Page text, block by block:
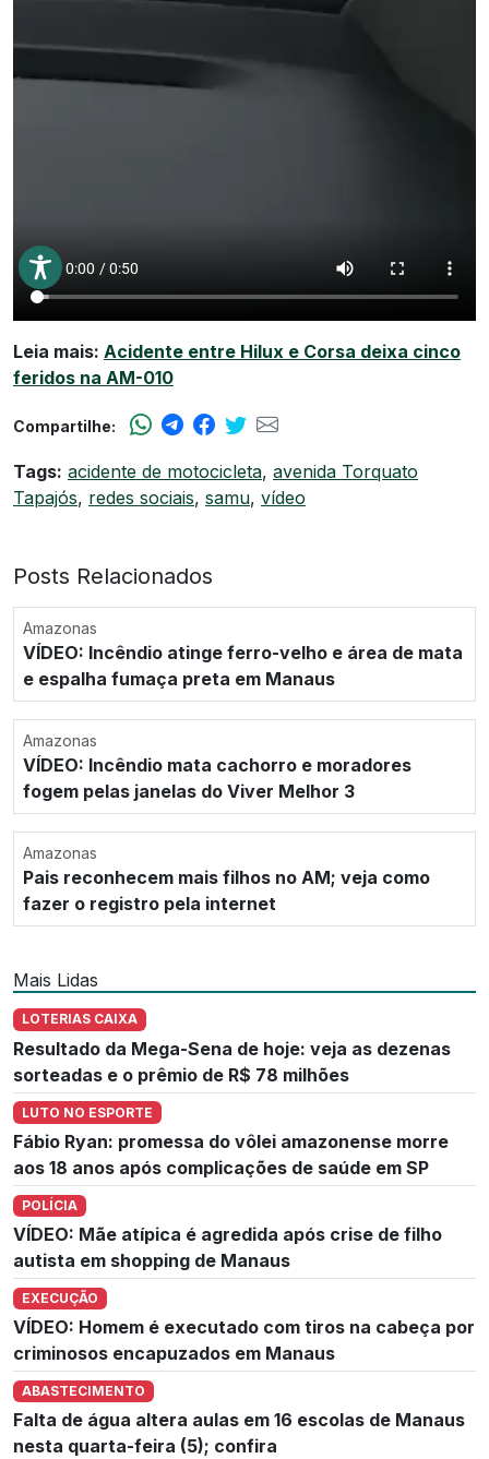
Leia mais: Acidente entre Hilux e Corsa deixa cinco
feridos na AM-010
Compartilhe:
Tags: acidente de motocicleta, avenida Torquato
Tapajós, redes sociais, samu, vídeo
Posts Relacionados
Amazonas
VÍDEO: Incêndio atinge ferro-velho e área de mata
e espalha fumaça preta em Manaus
Amazonas
VÍDEO: Incêndio mata cachorro e moradores
fogem pelas janelas do Viver Melhor 3
Amazonas
Pais reconhecem mais filhos no AM; veja como
fazer o registro pela internet
Mais Lidas
LOTERIAS CAIXA
Resultado da Mega-Sena de hoje: veja as dezenas
sorteadas e o prêmio de R$ 78 milhões
LUTO NO ESPORTE
Fábio Ryan: promessa do vôlei amazonense morre
aos 18 anos após complicações de saúde em SP
POLÍCIA
VÍDEO: Mãe atípica é agredida após crise de filho
autista em shopping de Manaus
EXECUÇÃO
VÍDEO: Homem é executado com tiros na cabeça por
criminosos encapuzados em Manaus
ABASTECIMENTO
Falta de água altera aulas em 16 escolas de Manaus
nesta quarta-feira (5); confira